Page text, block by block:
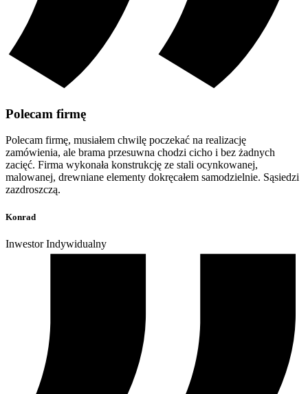
Polecam firmę
Polecam firmę, musiałem chwilę poczekać na realizację
zamówienia, ale brama przesuwna chodzi cicho i bez żadnych
zacięć. Firma wykonała konstrukcję ze stali ocynkowanej,
malowanej, drewniane elementy dokręcałem samodzielnie. Sąsiedzi
zazdroszczą.
Konrad
Inwestor Indywidualny